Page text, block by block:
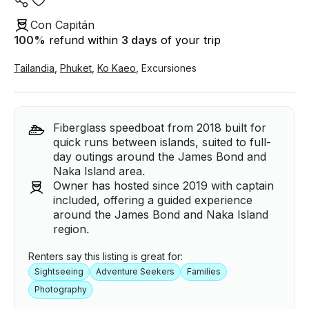
Con Capitán
100% refund within 3 days of your trip
Tailandia Phuket Ko Kaeo Excursiones
Fiberglass speedboat from 2018 built for
quick runs between islands, suited to full-
day outings around the James Bond and
Naka Island area.
Owner has hosted since 2019 with captain
included, offering a guided experience
around the James Bond and Naka Island
region.
Renters say this listing is great for:
Sightseeing Adventure Seekers
Families
Photography